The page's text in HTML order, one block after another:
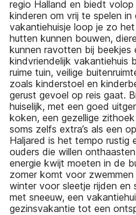
regio Halland en biedt
kinderen om vrij te spelen in
vakantiehuisje loop je zo
hutten kunnen bouwen,
kunnen ravotten bij beekjes
kindvriendelijk vakantiehuis
ruime tuin, veilige
zoals kinderstoel en
gerust gevoel op reis gaat.
huiselijk, met een goed
koken, een gezellige
soms zelfs extra’s als een
Haljared is het tempo rustig
ouders die willen
energie kwijt moeten in de
zomer komt voor
winter voor sleetje rijden en
met sneeuw, een
gezinsvakantie tot een